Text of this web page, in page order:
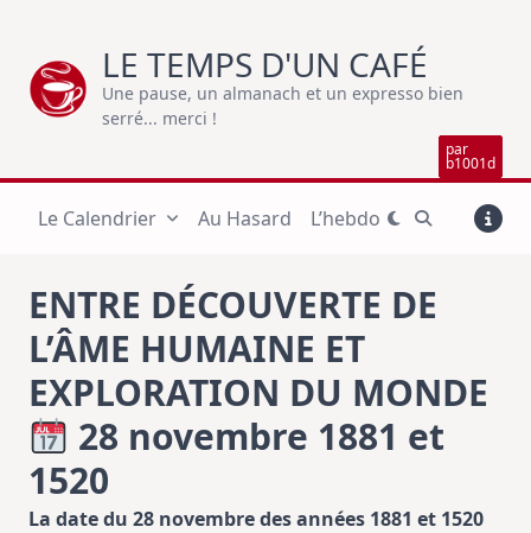
content
LE TEMPS D'UN CAFÉ
Une pause, un almanach et un expresso bien
serré... merci !
par
b1001d
Le Calendrier Au Hasard L’hebdo
ENTRE DÉCOUVERTE DE
L’ÂME HUMAINE ET
EXPLORATION DU MONDE
28 novembre 1881 et
1520
La date du 28 novembre des années 1881 et 1520